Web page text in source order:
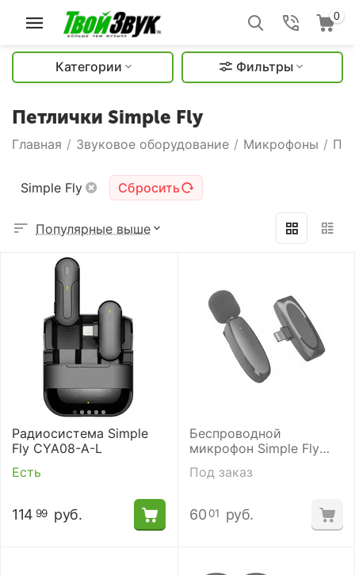
0
Категории Фильтры
Петлички Simple Fly
Главная / Звуковое оборудование / Микрофоны /
Simple Fly Сбросить
Популярные выше
Радиосистема Simple
Fly CYA08-A-L
Есть
114 99 руб.
Беспроводной
микрофон Simple Fly
CYA05-A-T
Под заказ
6001 руб.